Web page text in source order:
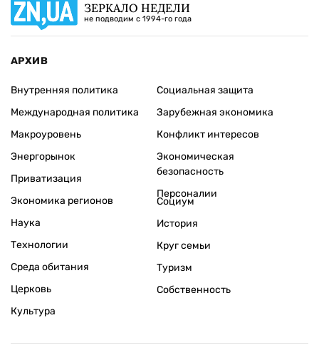
ЗЕРКАЛО НЕДЕЛИ
не подводим с 1994-го года
АРХИВ
Внутренняя политика
Международная политика
Макроуровень
Энергорынок
Приватизация
Экономика регионов
Социальная защита
Зарубежная экономика
Конфликт интересов
Экономическая
безопасность
Персоналии
Наука
Технологии
Среда обитания
Церковь
Культура
Социум
История
Круг семьи
Туризм
Собственность